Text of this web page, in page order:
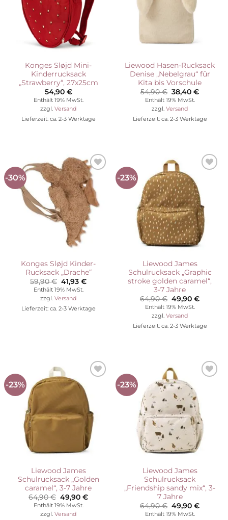
Konges Sløjd Mini-
Kinderrucksack
„Strawberry“, 27x25cm
54,90 €
Enthält 19% MwSt.
zzgl. Versand
Lieferzeit: ca. 2-3 Werktage
Liewood Hasen-Rucksack
Denise „Nebelgrau“ für
Kita bis Vorschule
54,90€ Ursprünglicher
Preis
war:
54,90 €
38,40€
Enthält 19% MwSt.
zzgl. Versand
Lieferzeit: ca. 2-3 Werktage
-30%
Auf die
Wunschliste
Konges Sløjd Kinder-
Rucksack „Drache“
59,90€ Ursprünglicher
Preis
war:
59,90 €
41,93€Aktueller
Enthält 19% MwSt.
zzgl. Versand
Lieferzeit: ca. 2-3 Werktage
-23%
Auf die
Wunschliste
Liewood James
Schulrucksack „Graphic
stroke golden caramel“,
3-7 Jahre
64,90€ Ursprünglicher
Preis
war:
64,90 €
49,90€
Enthält 19% MwSt.
zzgl. Versand
Lieferzeit: ca. 2-3 Werktage
-23%
Auf die
Wunschliste
Liewood James
Schulrucksack „Golden
caramel“, 3-7 Jahre
64,90€ Ursprünglicher
Preis
war:
64,90 €
49,90€Aktueller
Enthält 19% MwSt.
zzgl. Versand
-23%
Auf die
Wunschliste
Liewood James
Schulrucksack
„Friendship sandy mix“, 3-
7 Jahre
64,90€ Ursprünglicher
Preis
49,90€
Enthält 19% MwSt.